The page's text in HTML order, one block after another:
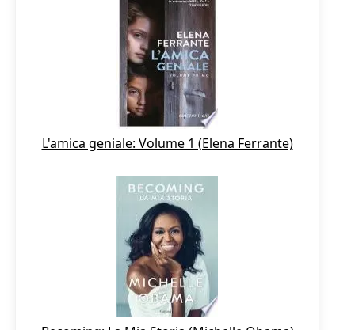
L'amica geniale: Volume 1 (Elena Ferrante)